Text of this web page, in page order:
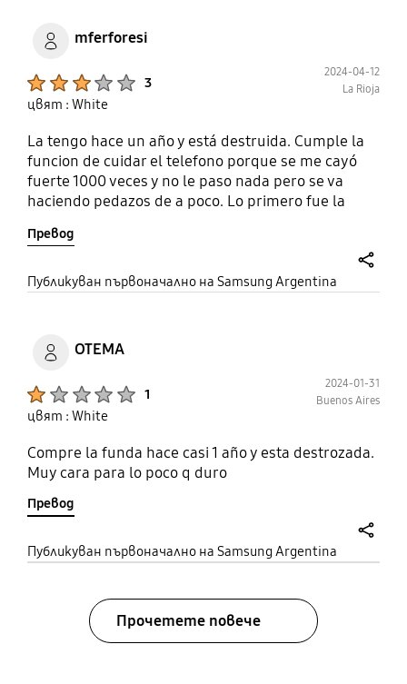
mferforesi
3
2024-04-12
La Rioja
цвят : White
La tengo hace un año y está destruida. Cumple la
funcion de cuidar el telefono porque se me cayó
fuerte 1000 veces y no le paso nada pero se va
haciendo pedazos de a poco. Lo primero fue la
arriba y abajo y después se fueron desprendiendo
cambiarla si o si.
Превод
Публикуван първоначално на Samsung Argentina
OTEMA
1
2024-01-31
Buenos Aires
цвят : White
Compre la funda hace casi 1 año y esta destrozada.
Muy cara para lo poco q duro
Превод
Публикуван първоначално на Samsung Argentina
Прочетете повече